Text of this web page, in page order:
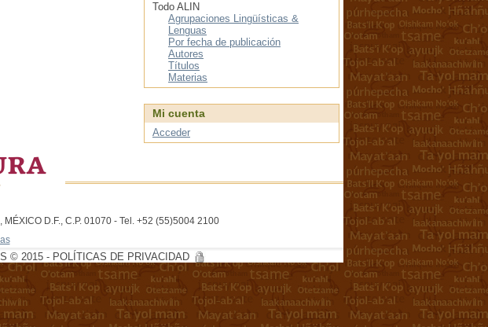
Todo ALIN
Agrupaciones Lingüísticas &
Lenguas
Por fecha de publicación
Autores
Títulos
Materias
Mi cuenta
Acceder
D.F., C.P. 01070 - Tel. +52 (55)5004 2100
© 2015 - POLÍTICAS DE PRIVACIDAD